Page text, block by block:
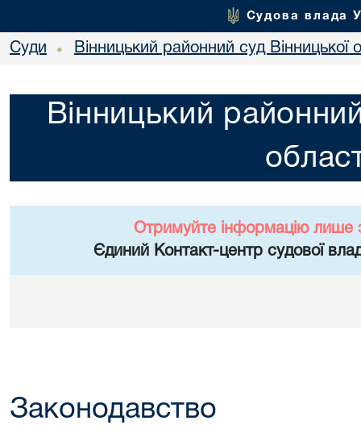
Судова влада
Суди • Вінницький районний суд Вінницької
Вінницький
Отримуйте інформацію лише
Єдиний Контакт-центр судової
Законодавство